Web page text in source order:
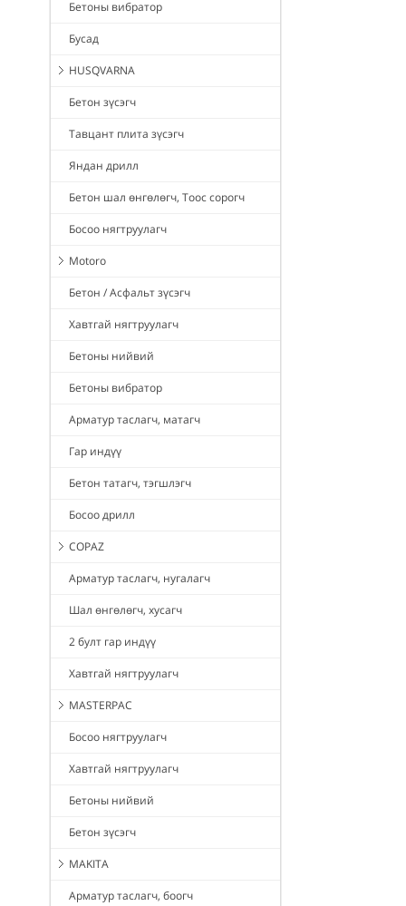
Бетоны вибратор
Бусад
HUSQVARNA
Бетон зүсэгч
Тавцант плита зүсэгч
Яндан дрилл
Бетон шал өнгөлөгч, Тоос сорогч
Босоо нягтруулагч
Motoro
Бетон / Асфальт зүсэгч
Хавтгай нягтруулагч
Бетоны нийвий
Бетоны вибратор
Арматур таслагч, матагч
Гар индүү
Бетон татагч, тэгшлэгч
Босоо дрилл
COPAZ
Арматур таслагч, нугалагч
Шал өнгөлөгч, хусагч
2 булт гар индүү
Хавтгай нягтруулагч
MASTERPAC
Босоо нягтруулагч
Хавтгай нягтруулагч
Бетоны нийвий
Бетон зүсэгч
MAKITA
Арматур таслагч, боогч